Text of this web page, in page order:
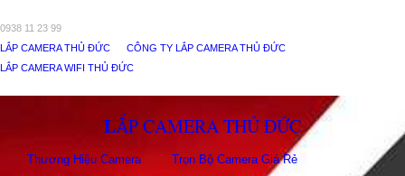
0938 11 23 99
LẮP CAMERA THỦ ĐỨC
CÔNG TY LẮP CAMERA THỦ ĐỨC
LẮP CAMERA WIFI THỦ ĐỨC
LẮP CAMERA THỦ ĐỨC
Thương Hiệu Camera Trọn Bộ Camera Giá Rẻ